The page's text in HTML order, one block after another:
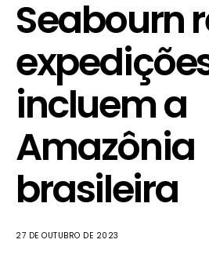
Seabourn
incluem a
Amazônia
brasileira
27 DE OUTUBRO DE 2023